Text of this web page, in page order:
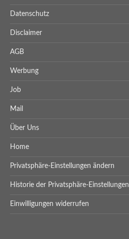
Datenschutz
Disclaimer
AGB
Werbung
Job
Mail
Über Uns
Home
Privatsphäre-Einstellungen ändern
Historie der Privatsphäre-Einstellungen
Einwilligungen widerrufen